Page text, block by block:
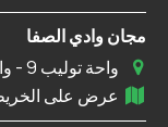
مجان وادي الصفا
واحة توليب 9 - وادي الصفا 3 - مجان - دبي
عرض على